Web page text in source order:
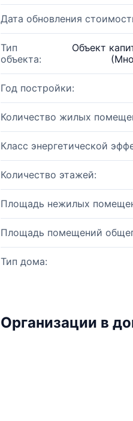
Дата обновления
Тип
объекта:
Объект
Год постройки:
Количество жилых
Класс энергетической
Количество этажей:
Площадь нежилых
Площадь помещений
Тип дома:
Организации в